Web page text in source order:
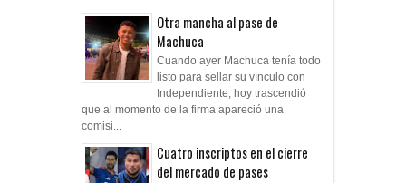
Otra mancha al pase de
Machuca
Cuando ayer Machuca tenía todo
listo para sellar su vínculo con
Independiente, hoy trascendió
que al momento de la firma apareció una
comisi...
Cuatro inscriptos en el cierre
del mercado de pases